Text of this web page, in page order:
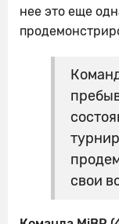
нее это еще
свои